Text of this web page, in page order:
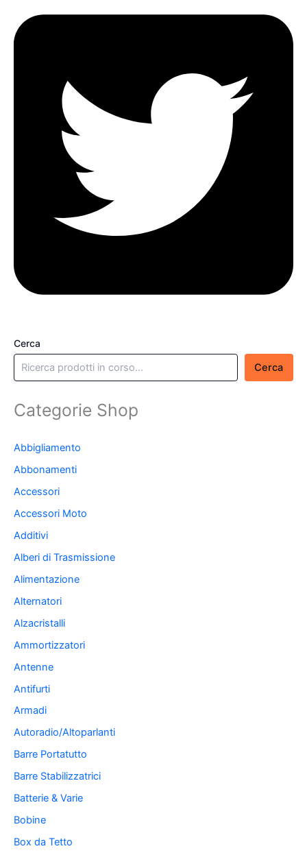
Cerca
Cerca
Categorie Shop
Abbigliamento
Abbonamenti
Accessori
Accessori Moto
Additivi
Alberi di Trasmissione
Alimentazione
Alternatori
Alzacristalli
Ammortizzatori
Antenne
Antifurti
Armadi
Autoradio/Altoparlanti
Barre Portatutto
Barre Stabilizzatrici
Batterie & Varie
Bobine
Box da Tetto